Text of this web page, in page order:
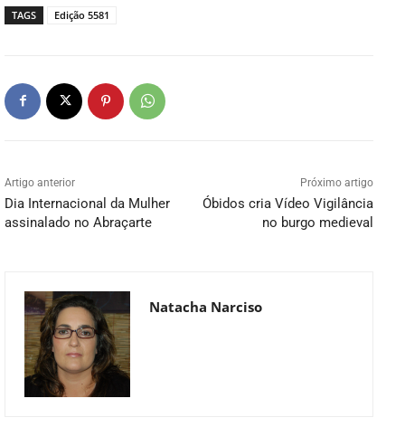
TAGS Edição 5581
Artigo anterior
Dia Internacional da Mulher
assinalado no Abraçarte
Próximo artigo
Óbidos cria Vídeo Vigilância
no burgo medieval
Natacha Narciso